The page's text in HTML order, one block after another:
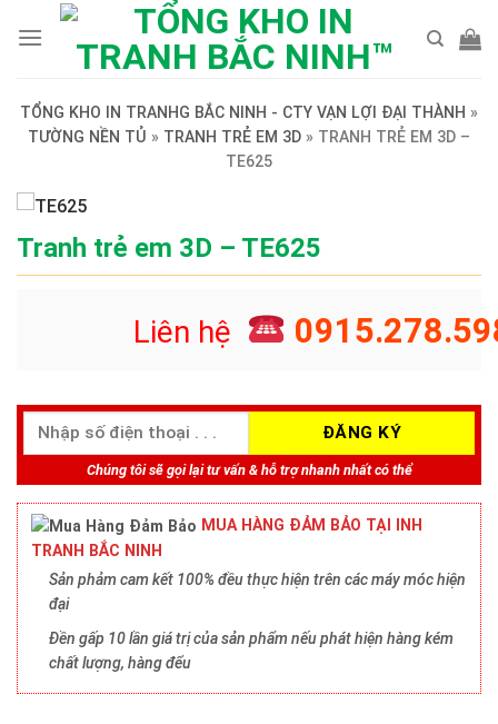
TỔNG KHO IN TRANHG BẮC NINH - CTY VẠN LỢI ĐẠI THÀNH »
TƯỜNG NỀN TỦ » TRANH TRẺ EM 3D » TRANH TRẺ EM 3D –
TE625
Tranh trẻ em 3D – TE625
Liên hệ
Chúng tôi sẽ gọi lại tư vấn & hỗ trợ nhanh nhất có thể
MUA HÀNG ĐẢM BẢO TẠI INH
TRANH BẮC NINH
Sản phảm cam kết 100% đều thực hiện trên các máy móc hiện
đại
Đền gấp 10 lần giá trị của sản phẩm nếu phát hiện hàng kém
chất lượng, hàng đểu